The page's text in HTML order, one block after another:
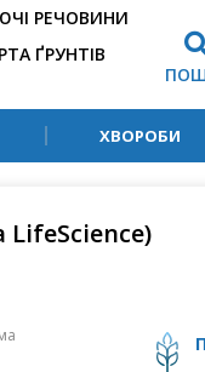
РЕЧОВИНИ
ҐРУНТІВ
ХВОРОБИ